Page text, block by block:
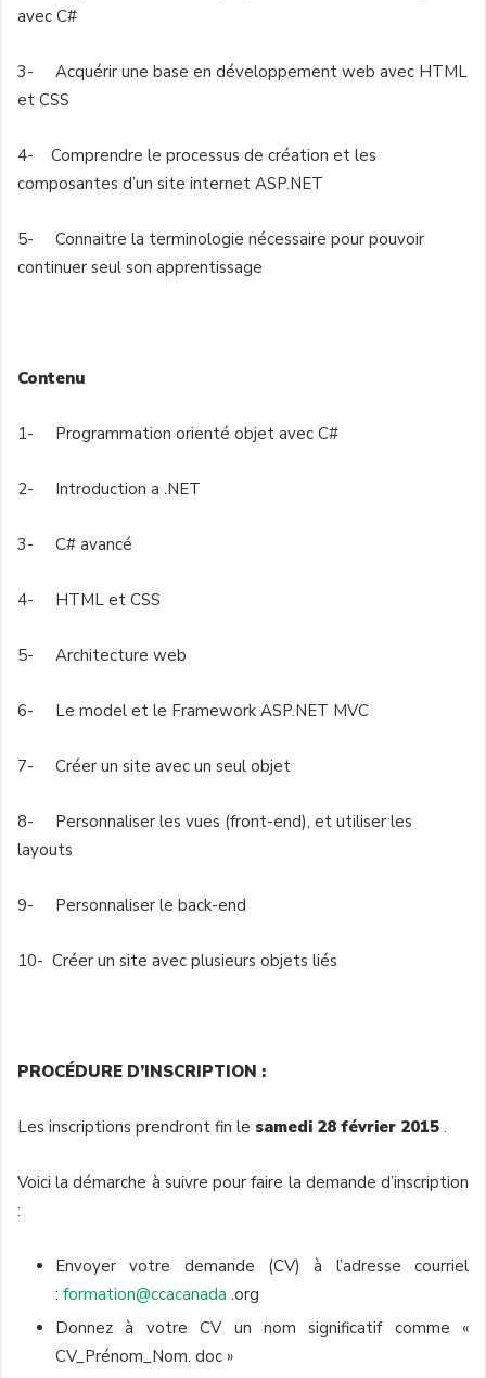
avec C#
3- Acquérir une base en développement web avec HTML
et CSS
4- Comprendre le processus de création et les
composantes d’un site internet ASP.NET
5- Connaitre la terminologie nécessaire pour pouvoir
continuer seul son apprentissage
Contenu
1- Programmation orienté objet avec C#
2- Introduction a .NET
3- C# avancé
4- HTML et CSS
5- Architecture web
6- Le model et le Framework ASP.NET MVC
7- Créer un site avec un seul objet
8- Personnaliser les vues (front-end), et utiliser les
layouts
9- Personnaliser le back-end
10- Créer un site avec plusieurs objets liés
PROCÉDURE D’INSCRIPTION :
Les inscriptions prendront fin le samedi 28 février 2015 .
Voici ladémarche à suivre pour faire la demande d’inscription
:
Envoyer votre demande (CV) à l’adresse courriel
: formation@ccacanada .org
Donnez à votre CV un nomsignificatif comme «
CV_Prénom_Nom. doc »